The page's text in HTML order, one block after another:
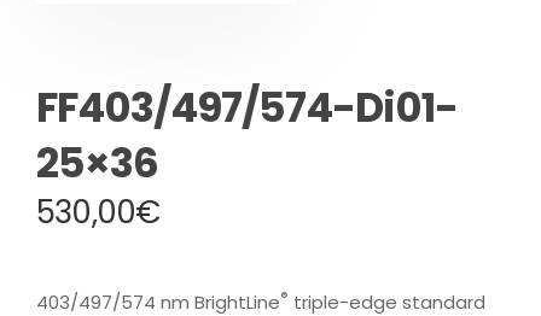
FF403/497/574-Di01-
25×36
530,00€
403/497/574 nm BrightLine® triple-edge standard